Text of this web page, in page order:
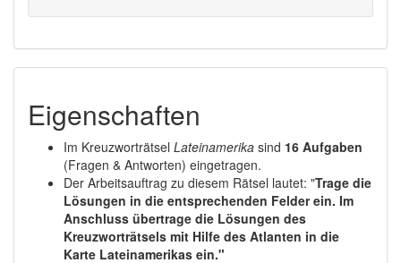
Eigenschaften
Im Kreuzworträtsel Lateinamerika sind 16 Aufgaben
(Fragen & Antworten) eingetragen.
Der Arbeitsauftrag zu diesem Rätsel lautet: "Trage die
Lösungen in die entsprechenden Felder ein. Im
Anschluss übertrage die Lösungen des
Kreuzworträtsels mit Hilfe des Atlanten in die
Karte Lateinamerikas ein."